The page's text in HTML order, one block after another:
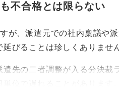
不合格とは限らない
が、派遣元での社内稟議や
びることは珍しくありませ
先の二者調整が入る分決裁
位で遅れることがあります。